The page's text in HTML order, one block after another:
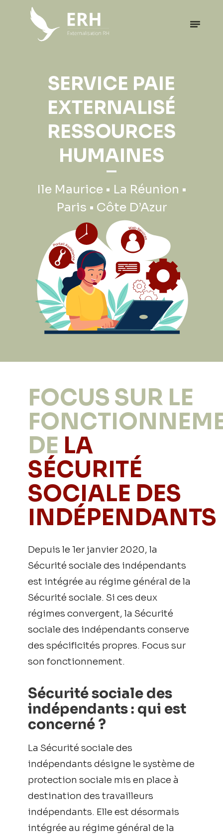
SERVICE PAIE
EXTERNALISÉ
RESSOURCES
HUMAINES
Ile Maurice • La Réunion •
Paris • Côte D’Azur
EXPATRIATION
PROFESSIONNELLE
Ile Maurice • La Réunion •
Paris • Côte D’Azur
FOCUS SUR LE
DE LA
SÉCURITÉ
SOCIALE DES
INDÉPENDANTS
Depuis le 1er janvier 2020, la
Sécurité sociale des indépendants
est intégrée au régime général de la
Sécurité sociale. Si ces deux
régimes convergent, la Sécurité
sociale des indépendants conserve
des spécificités propres. Focus sur
son fonctionnement.
Sécurité sociale des
indépendants : qui est
concerné ?
La Sécurité sociale des
indépendants désigne le système de
protection sociale mis en place à
destination des travailleurs
indépendants. Elle est désormais
intégrée au régime général de la